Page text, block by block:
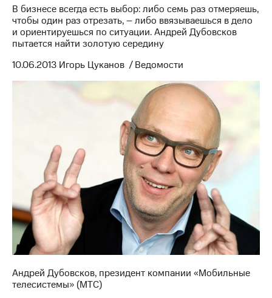
МТС
о технологиях
Интервью
Финансовая
Новости
в
регионе
и акционерам
Корпоративное
управление
Корпоративный
Раскрытие
информации
В бизнесе всегда есть выбор: либо семь раз отмеряешь,
чтобы один раз отрезать, – либо ввязываешься в дело
и ориентируешься по ситуации. Андрей Дубовсков
пытается найти золотую середину
10.06.2013 Игорь Цуканов / Ведомости
Андрей Дубовсков, президент компании «Мобильные
телесистемы» (МТС)